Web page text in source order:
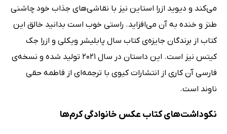
می‌کند و دیوید ازرا استاین نیز با نقاشی‌های جذاب خود چاشنی
طنز و خنده به آن می‌افزاید. راستی خوب است بدانید خالق این
کتاب از برندگان جایزه‌ی کتاب سال پابلیشر ویکلی و ازرا جک
کیتس نیز است. این داستان در سال 2021 تولید شده و نسخه‌ی
فارسی آن کاری از انتشارات کیوی با ترجمه‌ای از فاطمه حقی
ناوند است.
نکوداشت‌های کتاب عکس خانوادگی کرم‌ها